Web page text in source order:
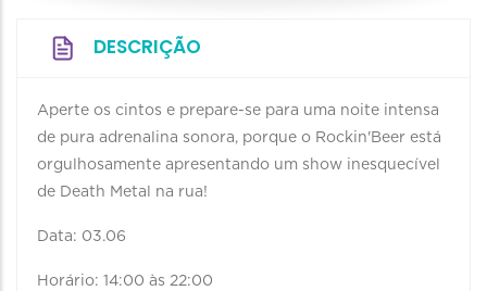
DESCRIÇÃO
Aperte os cintos e prepare-se para uma noite intensa
de pura adrenalina sonora, porque o Rockin'Beer está
orgulhosamente apresentando um show inesquecível
de Death Metal na rua!
Data: 03.06
Horário: 14:00 às 22:00